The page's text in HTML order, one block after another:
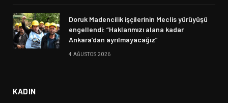
Doruk Madencilik işçilerinin Meclis yürüyüşü
engellendi: “Haklarımızı alana kadar
Ankara’dan ayrılmayacağız”
4 AĞUSTOS 2026
KADIN